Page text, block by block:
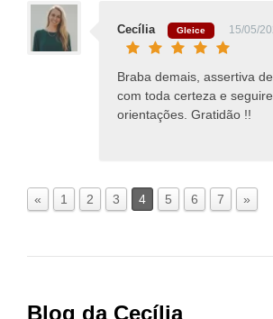
Cecília Gleice 15/05/
Braba demais, assertiva
com toda certeza e
orientações. Gratidão !!
« 1 2 3 4 5 6 7 »
Blog da Cecília